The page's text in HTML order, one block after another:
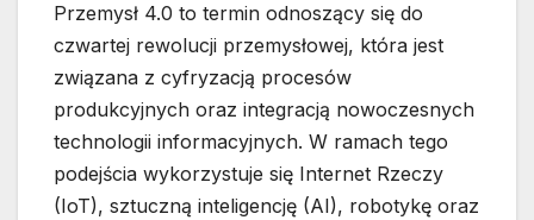
Przemysł 4.0 to termin odnoszący się do
czwartej rewolucji przemysłowej, która jest
związana z cyfryzacją procesów
produkcyjnych oraz integracją nowoczesnych
technologii informacyjnych. W ramach tego
podejścia wykorzystuje się Internet Rzeczy
(IoT), sztuczną inteligencję (AI), robotykę oraz